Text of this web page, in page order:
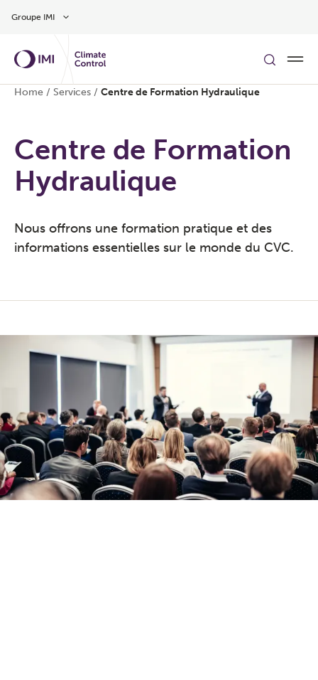
Groupe IMI
Home / Services / Centre de Formation Hydraulique
Centre de Formation
Hydraulique
Nous offrons une formation pratique et des
informations essentielles sur le monde du CVC.